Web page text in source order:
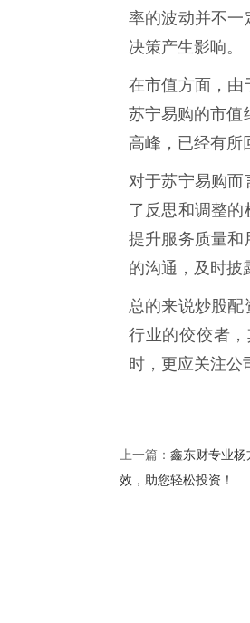
率的波动并不一
决策产生影响。
在市值方面，由
苏宁易购的市值
高峰，已经有所
对于苏宁易购而
了反思和调整的
提升服务质量和
的沟通，及时披
总的来说炒股配
行业的佼佼者
时，更应关注公
上一篇： 鑫东财专业
效，助您轻松投资！